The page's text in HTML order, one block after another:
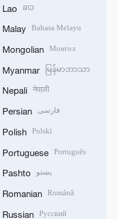
Lao ລາວ
Malay Bahasa Melayu
Mongolian Монгол
Myanmar မြန်မာဘာသာ
Nepali नेपाली
Persian فارسی
Polish Polski
Portuguese Português
Pashto پښتو
Romanian Română
Russian Русский